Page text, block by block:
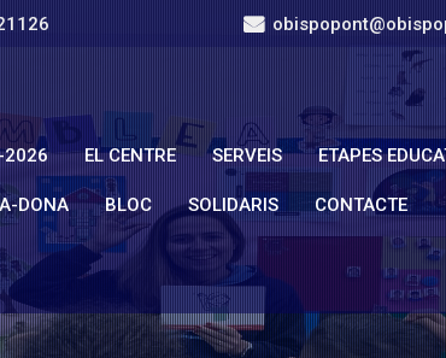
2026 EL CENTRE SERVEIS ETAPES
DONA BLOC SOLIDARIS CONTACTE